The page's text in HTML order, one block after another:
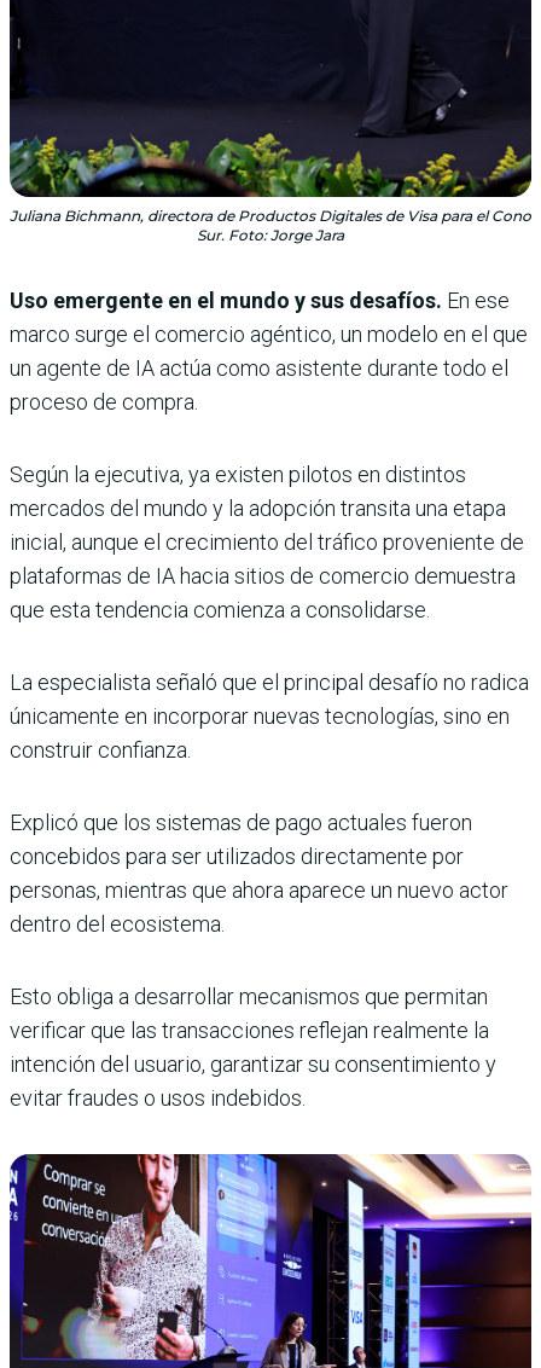
Juliana Bichmann, directora de Productos Digitales de Visa para el Cono
Sur. Foto: Jorge Jara
Uso emergente en el mundo y sus desafíos. En ese
marco surge el comercio agéntico, un modelo en el que
un agente de IA actúa como asistente durante todo el
proceso de compra.
Según la ejecutiva, ya existen pilotos en distintos
mercados del mundo y la adopción transita una etapa
inicial, aunque el crecimiento del tráfico proveniente de
plataformas de IA hacia sitios de comercio demuestra
que esta tendencia comienza a consolidarse.
La especialista señaló que el principal desafío no radica
únicamente en incorporar nuevas tecnologías, sino en
construir confianza.
Explicó que los sistemas de pago actuales fueron
concebidos para ser utilizados directamente por
personas, mientras que ahora aparece un nuevo actor
dentro del ecosistema.
Esto obliga a desarrollar mecanismos que permitan
verificar que las transacciones reflejan realmente la
intención del usuario, garantizar su consentimiento y
evitar fraudes o usos indebidos.